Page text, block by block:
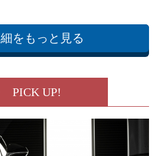
をもっと見る
PICK UP!